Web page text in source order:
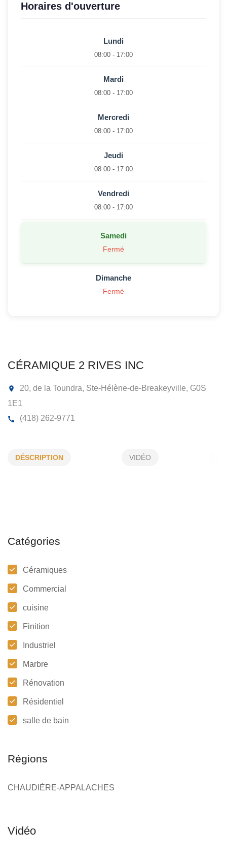
DÉSCRIPTION VIDÉO
Catégories
Céramiques
Commercial
cuisine
Finition
Industriel
Marbre
Rénovation
Résidentiel
salle de bain
Régions
CHAUDIÈRE-APPALACHES
Horaires d'ouverture
Lundi
08:00 - 17:00
Mardi
08:00 - 17:00
Mercredi
08:00 - 17:00
Jeudi
08:00 - 17:00
Vendredi
08:00 - 17:00
Samedi
Fermé
Dimanche
Fermé